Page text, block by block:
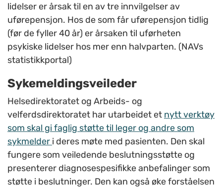
lidelser er årsak til en av tre innvilgelser av
uførepensjon. Hos de som får uførepensjon tidlig
(før de fyller 40 år) er årsaken til uførheten
psykiske lidelser hos mer enn halvparten. (NAVs
statistikkportal)
Sykemeldingsveileder
Helsedirektoratet og Arbeids- og
velferdsdirektoratet har utarbeidet et nytt verktøy
som skal gi faglig støtte til leger og andre som
sykmelder i deres møte med pasienten. Den skal
fungere som veiledende beslutningsstøtte og
presenterer diagnosespesifikke anbefalinger som
støtte i beslutninger. Den kan også øke forståelsen